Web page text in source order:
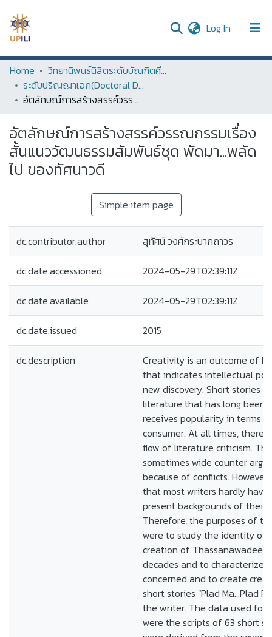
Log In (current)
UPDC
Communities & Collections
Statistics
Home
วิทยานิพนธ์นิสิตระดับบัณฑิตศึกษา (Thesis of Graduate Students)
ระดับปริญญาเอก(Doctoral Degree)
อัตลักษณ์การสร้างสรรค์วรรณกรรมเรื่องสั้นแนววัฒนธรรมสัมพันธ์ชุด พัดมา...พลัดไป ของทัศนาวดี
อัตลักษณ์การสร้างสรรค์วรรณกรรมเรื่อง
สั้นแนววัฒนธรรมสัมพันธ์ชุด พัดมา...พลัด
ไป ของทัศนาวดี
Simple item page
dc.contributor.author สุทัศน์ วงศ์กระบากถาวร
dc.date.accessioned 2024-05-29T02:39:11Z
dc.date.available 2024-05-29T02:39:11Z
dc.date.issued 2015
dc.description
Creativity is an outcome of
that indicates intellectual
new discovery. Short stories
literature that has long been
receives popularity in terms
consumer. At all times, there
flow of literature criticism.
sometimes wide counter
because of conflicts.
that most writers hardly have
present backgrounds of their
Therefore, the purposes of
were to study the identity of
creation of Thassanawadee
decades and to characterize
concerned and to create
short stories "Plad Ma...Plad
the writer. The data used for
were the scripts of 63 short